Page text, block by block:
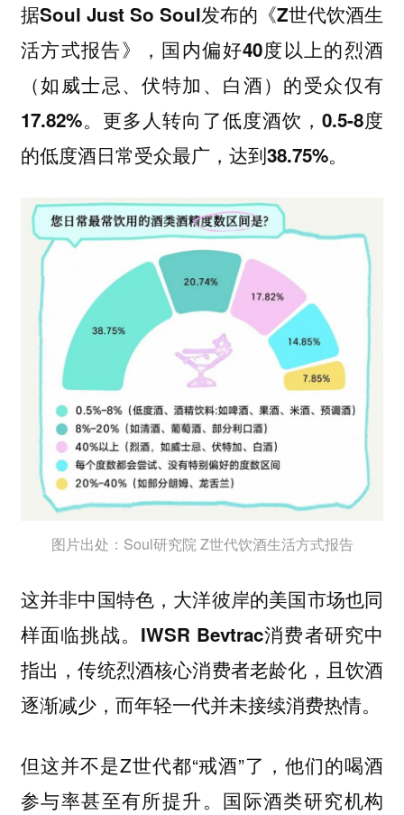
据Soul Just So Soul发布的《Z世代饮酒生
活方式报告》，国内偏好40度以上的烈酒
（如威士忌、伏特加、白酒）的受众仅有
17.82%。更多人转向了低度酒饮，0.5-8度
的低度酒日常受众最广，达到38.75%。
图片出处：Soul研究院 Z世代饮酒生活方式报告
这并非中国特色，大洋彼岸的美国市场也同
样面临挑战。IWSR Bevtrac消费者研究中
指出，传统烈酒核心消费者老龄化，且饮酒
逐渐减少，而年轻一代并未接续消费热情。
但这并不是Z世代都“戒酒”了，他们的喝酒
参与率甚至有所提升。国际酒类研究机构